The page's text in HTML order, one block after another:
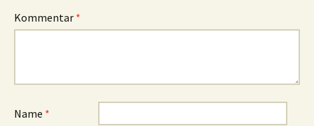
Kommentar *
Name *